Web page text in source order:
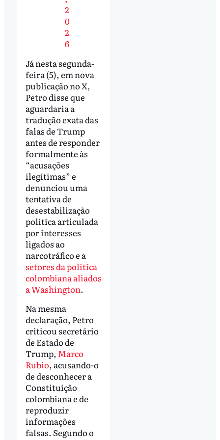
2
0
2
6
Já nesta segunda-
feira (5), em nova
publicação no X,
Petro disse que
aguardaria a
tradução exata das
falas de Trump
antes de responder
formalmente às
“acusações
ilegítimas” e
denunciou uma
tentativa de
desestabilização
política articulada
por interesses
ligados ao
narcotráfico e a
setores da política
colombiana aliados
a Washington.
Na mesma
declaração, Petro
criticou secretário
de Estado de
Trump, Marco
Rubio, acusando-o
de desconhecer a
Constituição
colombiana e de
reproduzir
informações
falsas. Segundo o